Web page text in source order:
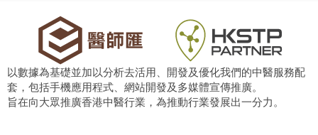
以數據為基礎並加以分析去活用、開發及優化我們的中醫服務配
套，包括手機應用程式、網站開發及多媒體宣傳推廣。
旨在向大眾推廣香港中醫行業，為推動行業發展出一分力。